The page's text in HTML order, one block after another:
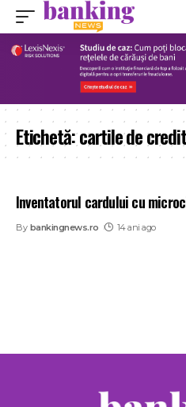
Etichetă:cartile de credit
Inventatorul cardului cu
By bankingnews.ro 14 ani ago